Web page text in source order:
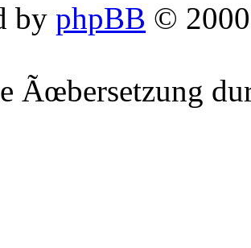
by phpBB ©
Ãœbersetzung